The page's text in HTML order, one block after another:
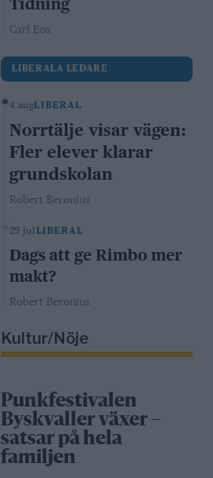
Tidning
Carl Eos
LIBERALA LEDARE
4 augLIBERAL
Norrtälje visar vägen:
Fler elever klarar
grundskolan
Robert Beronius
29 jul LIBERAL
Dags att ge Rimbo mer
makt?
Robert Beronius
Kultur/Nöje
Punkfestivalen
Byskvaller växer –
satsar på hela
familjen